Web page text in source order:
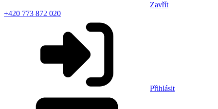
Zavřít
+420 773 872 020
Přihlásit